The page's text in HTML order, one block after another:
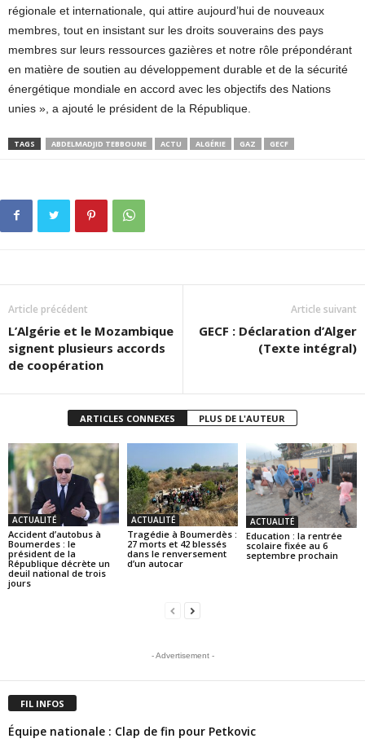
régionale et internationale, qui attire aujourd’hui de nouveaux
membres, tout en insistant sur les droits souverains des pays
membres sur leurs ressources gazières et notre rôle prépondérant
en matière de soutien au développement durable et de la sécurité
énergétique mondiale en accord avec les objectifs des Nations
unies », a ajouté le président de la République.
TAGS ABDELMADJID TEBBOUNE ACTU ALGÉRIE GAZ GECF
Article précédent
L’Algérie et le Mozambique
signent plusieurs accords
de coopération
Article suivant
GECF : Déclaration d’Alger
(Texte intégral)
ARTICLES CONNEXES PLUS DE L'AUTEUR
ACTUALITÉ
Accident d’autobus à
Boumerdes : le
président de la
République décrète un
deuil national de trois
jours
ACTUALITÉ
Tragédie à Boumerdès :
27 morts et 42 blessés
dans le renversement
d’un autocar
ACTUALITÉ
Education : la rentrée
scolaire fixée au 6
septembre prochain
- Advertisement -
FIL INFOS
Équipe nationale : Clap de fin pour Petkovic